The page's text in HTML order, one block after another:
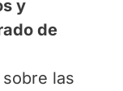
y
de
las